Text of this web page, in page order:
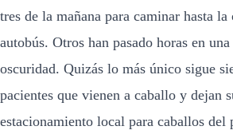
tres de la mañana para caminar hasta
autobús. Otros han pasado horas en
oscuridad. Quizás lo más único sigue
pacientes que vienen a caballo y dejan
estacionamiento local para caballos del